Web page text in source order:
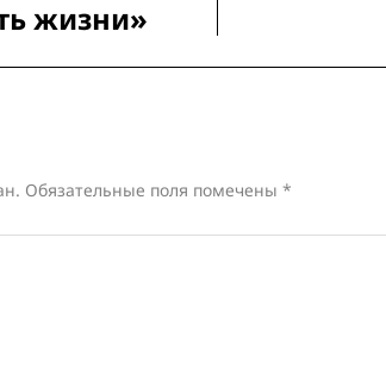
жизни»
Обязательные поля помечены *